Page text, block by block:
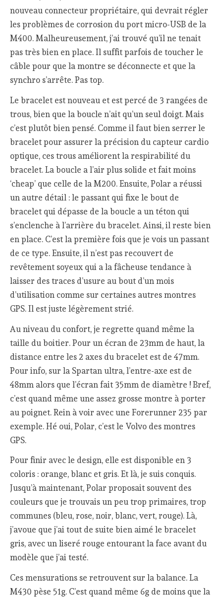
nouveau connecteur propriétaire, qui devrait régler
les problèmes de corrosion du port micro-USB de la
M400. Malheureusement, j’ai trouvé qu’il ne tenait
pas très bien en place. Il suffit parfois de toucher le
câble pour que la montre se déconnecte et que la
synchro s’arrête. Pas top.
Le bracelet est nouveau et est percé de 3 rangées de
trous, bien que la boucle n’ait qu’un seul doigt. Mais
c’est plutôt bien pensé. Comme il faut bien serrer le
bracelet pour assurer la précision du capteur cardio
optique, ces trous améliorent la respirabilité du
bracelet. La boucle a l’air plus solide et fait moins
‘cheap’ que celle de la M200. Ensuite, Polar a réussi
un autre détail : le passant qui fixe le bout de
bracelet qui dépasse de la boucle a un téton qui
s’enclenche à l’arrière du bracelet. Ainsi, il reste bien
en place. C’est la première fois que je vois un passant
de ce type. Ensuite, il n’est pas recouvert de
revêtement soyeux qui a la fâcheuse tendance à
laisser des traces d’usure au bout d’un mois
d’utilisation comme sur certaines autres montres
GPS. Il est juste légèrement strié.
Au niveau du confort, je regrette quand même la
taille du boitier. Pour un écran de 23mm de haut, la
distance entre les 2 axes du bracelet est de 47mm.
Pour info, sur la Spartan ultra, l’entre-axe est de
48mm alors que l’écran fait 35mm de diamètre ! Bref,
c’est quand même une assez grosse montre à porter
au poignet. Rein à voir avec une Forerunner 235 par
exemple. Hé oui, Polar, c’est le Volvo des montres
GPS.
Pour finir avec le design, elle est disponible en 3
coloris : orange, blanc et gris. Et là, je suis conquis.
Jusqu’à maintenant, Polar proposait souvent des
couleurs que je trouvais un peu trop primaires, trop
communes (bleu, rose, noir, blanc, vert, rouge). Là,
j’avoue que j’ai tout de suite bien aimé le bracelet
gris, avec un liseré rouge entourant la face avant du
modèle que j’ai testé.
Ces mensurations se retrouvent sur la balance. La
M430 pèse 51g. C’est quand même 6g de moins que la